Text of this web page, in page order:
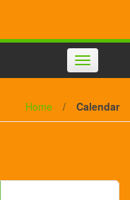
Toggle
navigation
Home / Calendar